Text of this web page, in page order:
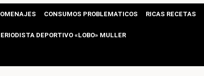
CONSUMOS PROBLEMATICOS RICAS RECETAS
DEPORTIVO «LOBO» MULLER